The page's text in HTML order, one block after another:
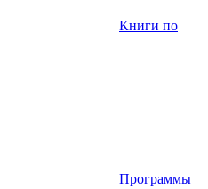
Книги по
Программы